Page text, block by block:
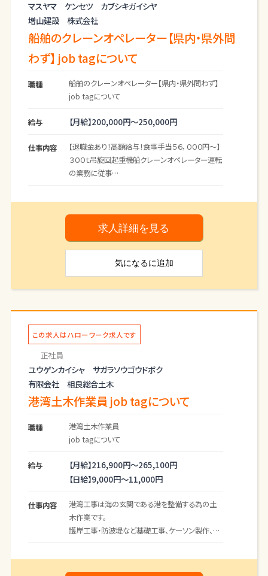
マスヤマ ケンセツ カブシキガイシヤ
増山建設 株式会社
船舶のクレーンオペレーター【県内・県外問
わず】 job tagについて
職種
船舶のクレーンオペレーター【県内・県外問わず】
job tagについて
給与 【月給】200,000円～250,000円
仕事内容
【退職金あり！高額給与！食事手当５６，０００円～】
３００ｔ吊旋回起重機船クレーンオペレーター運転
の業務に従事
お教えします。
・３００ｔ吊旋回起重機船クレーンオペレーター運
転（月の半分）
・その他は、船内の修理や点検等メンテナンス作
・土木（陸上・港湾）一式工事となります。
・令和７年５月まで⇒鹿児島県種子島現場にて作
・鹿児島県の業務が終了後、秋田県での業務予定
３０・４０代活躍中！！良かったらＨＰも遊びに来てく
「変更範囲：変更なし」
求人詳細を見る
気になるに追加
この求人はハローワーク求人です
正社員
ユウゲンカイシャ サガラソウゴウドボク
有限会社 相良総合土木
港湾土木作業員 job tagについて
職種
港湾土木作業員
job tagについて
給与 【月給】216,900円～265,100円
【日給】9,000円～11,000円
仕事内容
港湾工事は海の玄関である港を整備する為の土
木作業です。
護岸工事・防波堤など基礎工事、ケーソン製作、テ
作等の現場作業に従事していただきます。
（＊仕事内容はホームページを是非ご覧下さい）